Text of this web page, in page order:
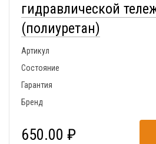
гидравлической
(полиуретан)
Артикул
Состояние
Гарантия
Бренд
650.00 ₽